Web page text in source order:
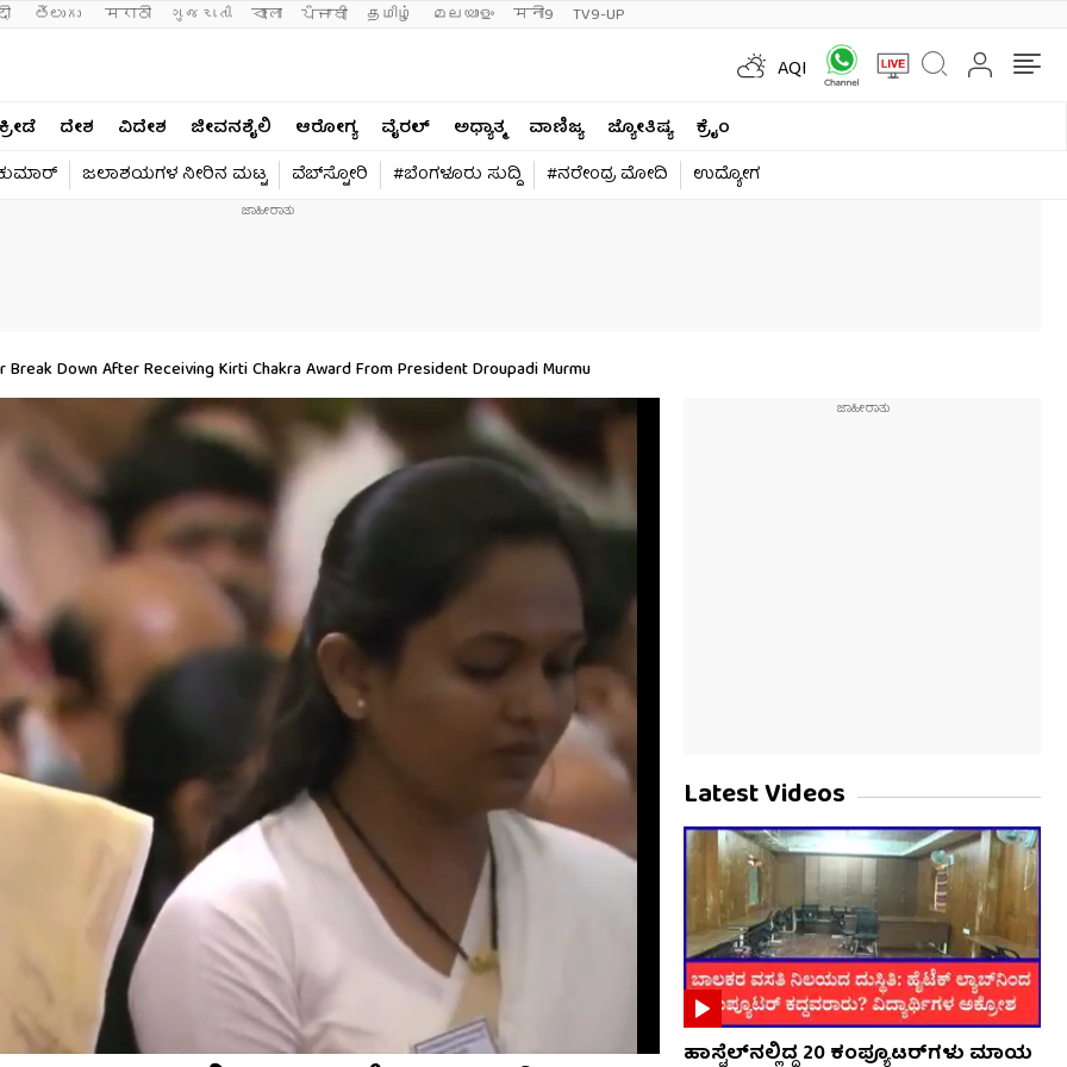
తెలుగు मराठी ગુજરાતી বাংলা ਪੰਜਾਬੀ தமிழ் മലയാളം मनी9 TV9-UP
AQI
ಕ್ರೀಡೆ ದೇಶ ವಿದೇಶ ಜೀವನಶೈಲಿ ಆರೋಗ್ಯ ವೈರಲ್​ ಅಧ್ಯಾತ್ಮ ವಾಣಿಜ್ಯ ಜ್ಯೋತಿಷ್ಯ
ಕ್ರೈಂ
ಜಲಾಶಯಗಳ ನೀರಿನ ಮಟ್ಟ ವೆಬ್​ಸ್ಟೋರಿ #ಬೆಂಗಳೂರು ಸುದ್ದಿ #ನರೇಂದ್ರ ಮೋದಿ ಉದ್ಯೋಗ
Down After Receiving Kirti Chakra Award From President Droupadi Murmu
Latest Videos
ಹಾಸ್ಟೆಲ್‌ನಲ್ಲಿದ್ದ 20 ಕಂಪ್ಯೂಟರ್‌ಗಳು ಮಾಯ